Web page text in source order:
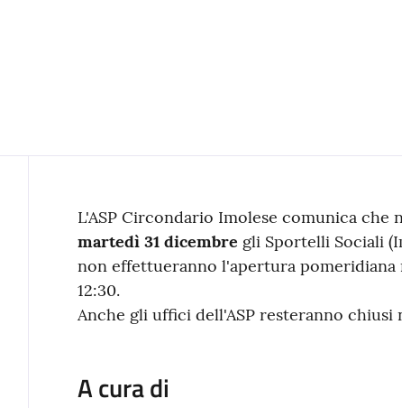
Contenuto
L'ASP Circondario Imolese comunica che
martedì 31 dicembre gli Sportelli Sociali
non effettueranno l'apertura
12:30.
Anche gli uffici dell'ASP resteranno chiusi
A cura di